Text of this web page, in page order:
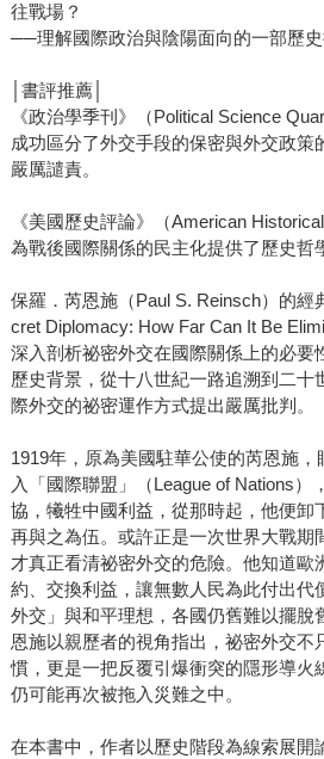
往戰場？
──理解國際政治與陰陽面向的一部歷
│書評推薦│
《政治學季刊》（Political Science
成功區分了外交手段的保密與外交政策
嚴厲譴責。
《美國歷史評論》（American
為戰後國際關係的民主化提供了歷史哲
保羅．芮恩施（Paul S. Reinsch）的經
cret Diplomacy: How Far Can It Be
深入剖析祕密外交在國際關係上的必要
歷史背景，從十八世紀一路追溯到二十
際外交的祕密運作方式提出嚴厲批判。
1919年，原為美國駐華公使的芮恩施
入「國際聯盟」（League of Nations）
協，犧牲中國利益，從那時起，他便卸
再與之為伍。或許正是一次世界大戰期
才真正看清祕密外交的危險。他知道歐
約、交換利益，讓無數人民為此付出代
外交」與和平理想，各國仍舊難以擺脫
恩施以親歷者的視角指出，祕密外交不
慣，更是一把反覆引爆衝突的隱形導火
仍可能再次被拖入災難之中。
在本書中，作者以歷史階段為線索展開